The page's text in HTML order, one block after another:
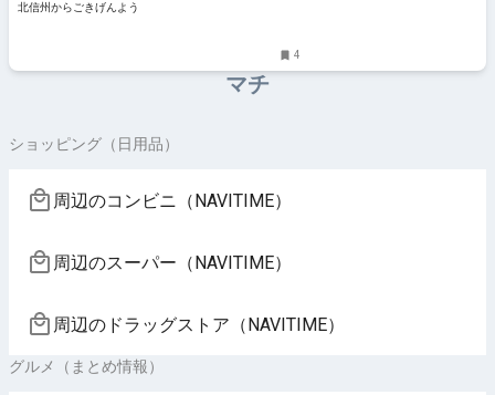
北信州からごきげんよう
4
マチ
ショッピング（日用品）
周辺のコンビニ（NAVITIME）
周辺のスーパー（NAVITIME）
周辺のドラッグストア（NAVITIME）
グルメ（まとめ情報）